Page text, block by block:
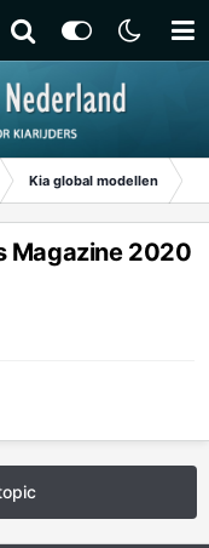
Kia global modellen
Magazine 2020